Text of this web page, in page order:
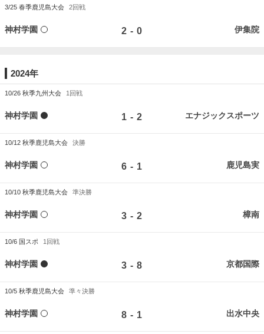
3/25 春季鹿児島大会 2回戦
神村学園 2 - 0 伊集院
2024年
10/26 秋季九州大会 1回戦
神村学園 1 - 2 エナジックスポーツ
10/12 秋季鹿児島大会 決勝
神村学園 6 - 1 鹿児島実
10/10 秋季鹿児島大会 準決勝
神村学園 3 - 2 樟南
10/6 国スポ 1回戦
神村学園 3 - 8 京都国際
10/5 秋季鹿児島大会 準々決勝
神村学園 8 - 1 出水中央